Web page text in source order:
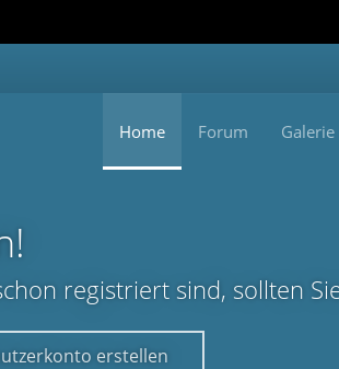
Home Forum Galerie
registriert sind, sollten
erstellen